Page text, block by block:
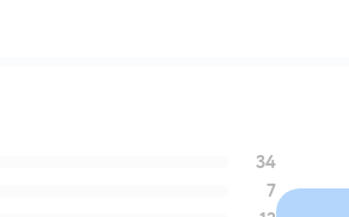
34
7